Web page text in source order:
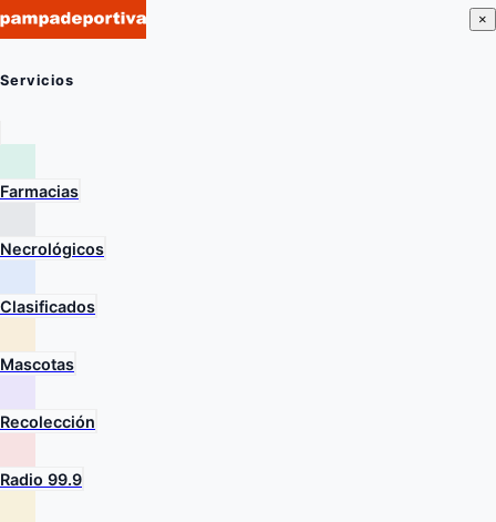
×
Servicios
Farmacias
Necrológicos
Clasificados
Mascotas
Recolección
Radio 99.9